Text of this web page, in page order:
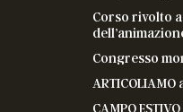
Corso rivolto
Congresso
ARTICOLIAMO
CAMPO